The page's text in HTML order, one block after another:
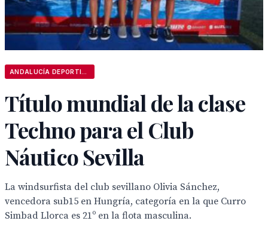
Título mundial de la clase
Techno para el Club
Náutico Sevilla
La windsurfista del club sevillano Olivia Sánchez,
vencedora sub15 en Hungría, categoría en la que Curro
Simbad Llorca es 21º en la flota masculina.